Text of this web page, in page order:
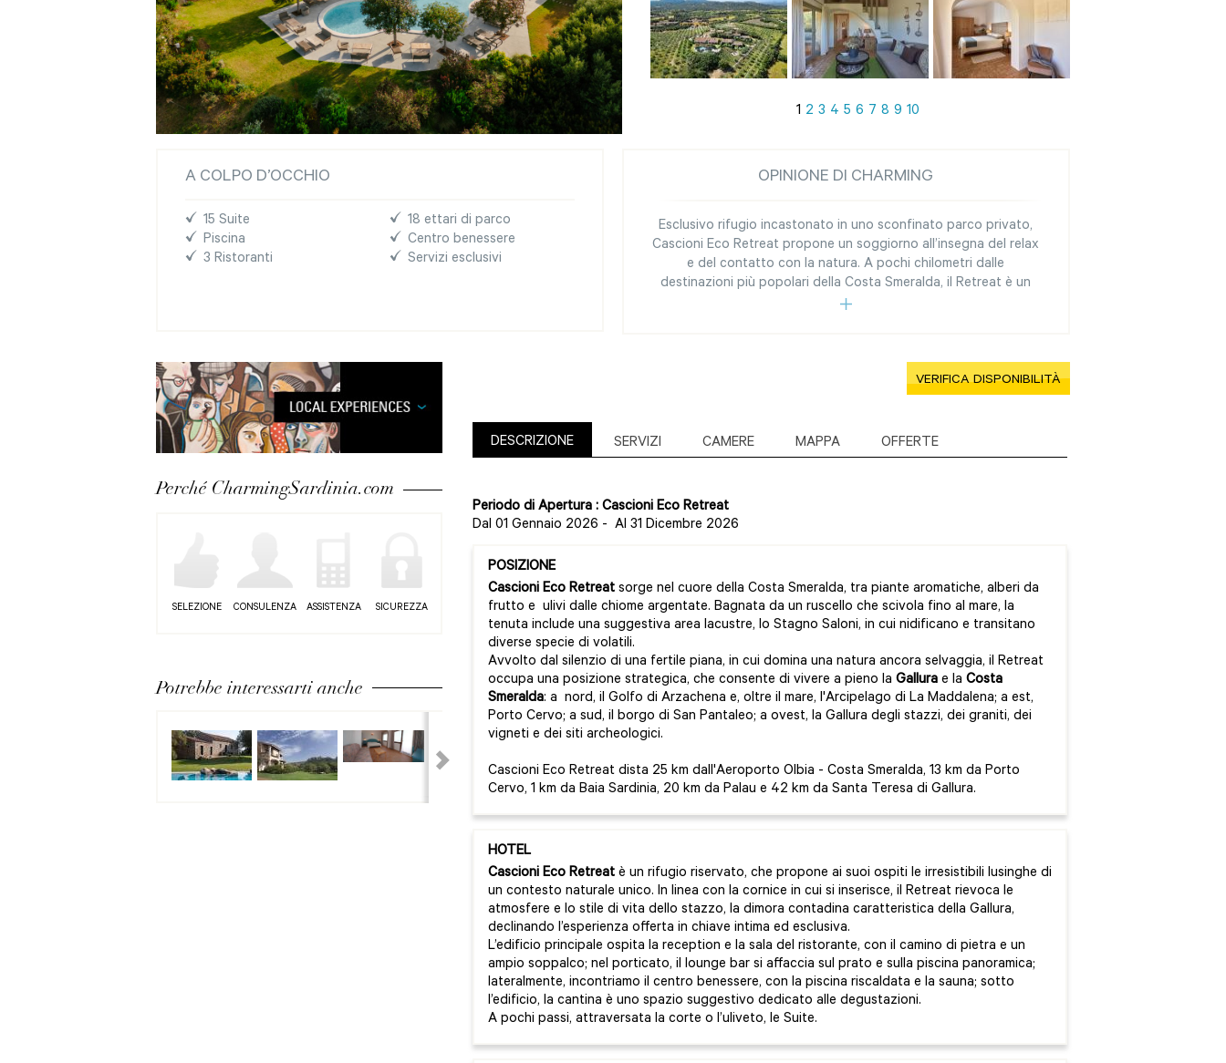
1 2 3 4 5 6 7 8 9 10
A COLPO D’OCCHIO
15 Suite
18 ettari di parco
Piscina
Centro benessere
3 Ristoranti
Servizi esclusivi
OPINIONE DI CHARMING
Esclusivo rifugio incastonato in uno sconfinato parco privato,
Cascioni Eco Retreat propone un soggiorno all’insegna del relax
e del contatto con la natura. A pochi chilometri dalle
destinazioni più popolari della Costa Smeralda, il Retreat è un
Perché CharmingSardinia.com
SELEZIONE CONSULENZA ASSISTENZA SICUREZZA
Potrebbe interessarti anche
VERIFICA DISPONIBILITÀ
DESCRIZIONE SERVIZI CAMERE MAPPA OFFERTE
Periodo di Apertura : Cascioni Eco Retreat
Dal 01 Gennaio 2026 - Al 31 Dicembre 2026
POSIZIONE
Cascioni Eco Retreat sorge nel cuore della Costa Smeralda, tra piante aromatiche, alberi da
frutto e ulivi dalle chiome argentate. Bagnata da un ruscello che scivola fino al mare, la
tenuta include una suggestiva area lacustre, lo Stagno Saloni, in cui nidificano e transitano
diverse specie di volatili.
Avvolto dal silenzio di una fertile piana, in cui domina una natura ancora selvaggia, il Retreat
occupa una posizione strategica, che consente di vivere a pieno la Gallura e la Costa
Smeralda: a nord, il Golfo di Arzachena e, oltre il mare, l'Arcipelago di La Maddalena; a est,
Porto Cervo; a sud, il borgo di San Pantaleo; a ovest, la Gallura degli stazzi, dei graniti, dei
vigneti e dei siti archeologici.
Cascioni Eco Retreat dista 25 km dall'Aeroporto Olbia - Costa Smeralda, 13 km da Porto
Cervo, 1 km da Baia Sardinia, 20 km da Palau e 42 km da Santa Teresa di Gallura.
HOTEL
Cascioni Eco Retreat è un rifugio riservato, che propone ai suoi ospiti le irresistibili lusinghe di
un contesto naturale unico. In linea con la cornice in cui si inserisce, il Retreat rievoca le
atmosfere e lo stile di vita dello stazzo, la dimora contadina caratteristica della Gallura,
declinando l’esperienza offerta in chiave intima ed esclusiva.
L’edificio principale ospita la reception e la sala del ristorante, con il camino di pietra e un
ampio soppalco; nel porticato, il lounge bar si affaccia sul prato e sulla piscina panoramica;
lateralmente, incontriamo il centro benessere, con la piscina riscaldata e la sauna; sotto
l’edificio, la cantina è uno spazio suggestivo dedicato alle degustazioni.
A pochi passi, attraversata la corte o l’uliveto, le Suite.